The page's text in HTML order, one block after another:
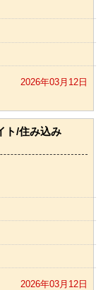
2026年03月12日
ト/住み込み
2026年03月12日